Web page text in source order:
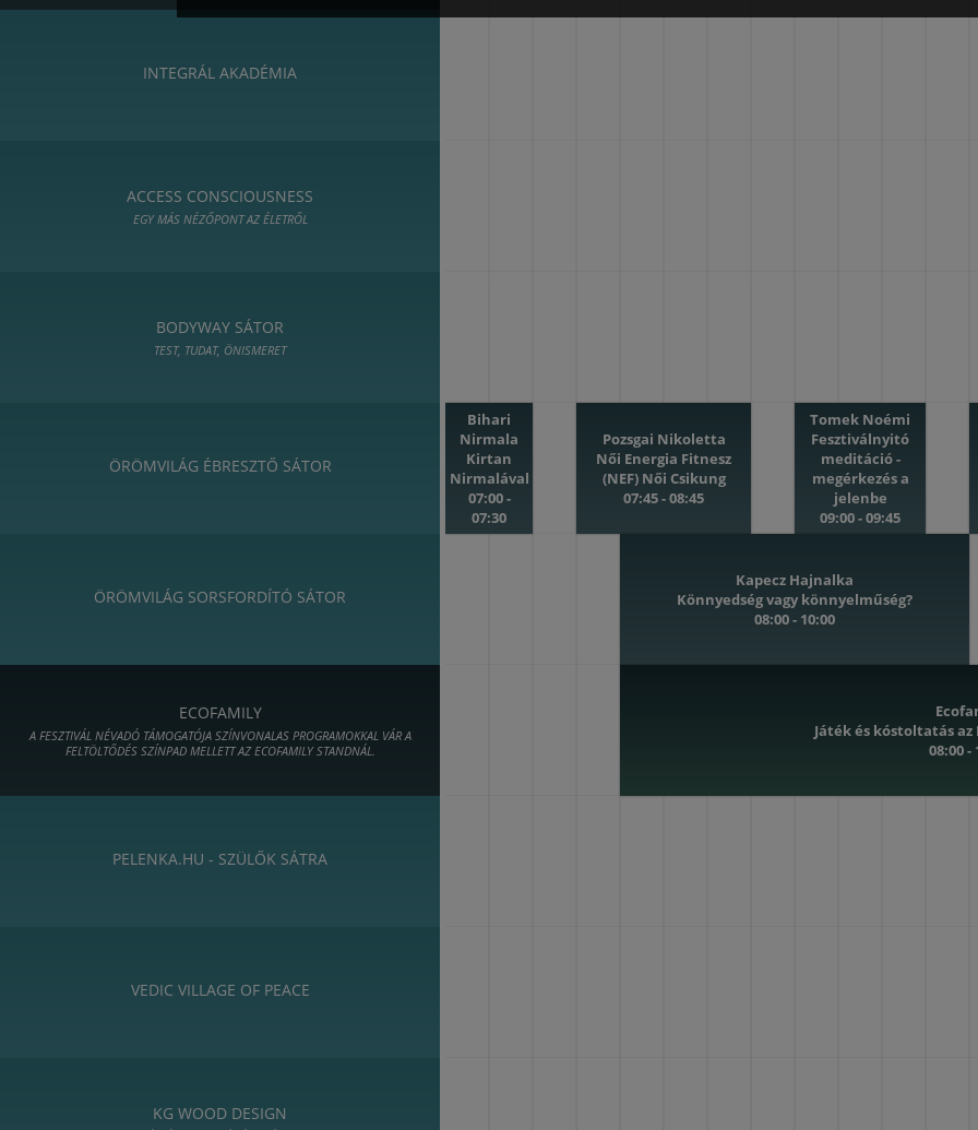
INTEGRÁL AKADÉMIA
ACCESS CONSCIOUSNESS
EGY MÁS NÉZŐPONT AZ ÉLETRŐL
BODYWAY SÁTOR
TEST, TUDAT, ÖNISMERET
ÖRÖMVILÁG ÉBRESZTŐ SÁTOR
ÖRÖMVILÁG SORSFORDÍTÓ SÁTOR
ECOFAMILY
A FESZTIVÁL NÉVADÓ TÁMOGATÓJA SZÍNVONALAS PROGRAMOKKAL VÁR A
FELTÖLTŐDÉS SZÍNPAD MELLETT AZ ECOFAMILY STANDNÁL.
PELENKA.HU - SZÜLŐK SÁTRA
VEDIC VILLAGE OF PEACE
KG WOOD DESIGN
Bihari
Nirmala
Kirtan
Nirmalával
07:00 -
07:30
Pozsgai Nikoletta
Női Energia Fitnesz
(NEF) Női Csikung
07:45 - 08:45
Tomek Noémi
Fesztiválnyitó
meditáció -
megérkezés a
jelenbe
09:00 - 09:45
Kapecz Hajnalka
Könnyedség vagy könnyelműség?
08:00 - 10:00
Játék és kóstoltatás
08:00 -